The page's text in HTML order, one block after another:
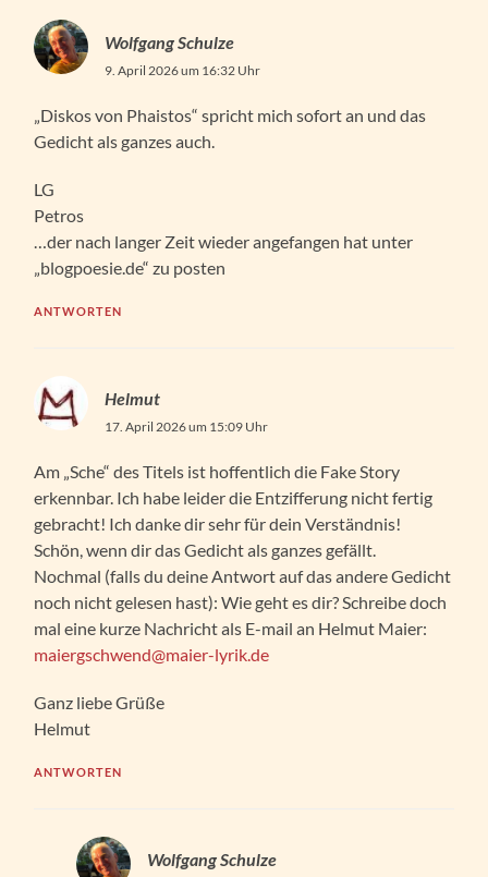
Wolfgang Schulze
9. April 2026 um 16:32 Uhr
„Diskos von Phaistos“ spricht mich sofort an und das
Gedicht als ganzes auch.
LG
Petros
…der nach langer Zeit wieder angefangen hat unter
„blogpoesie.de“ zu posten
ANTWORTEN
Helmut
17. April 2026 um 15:09 Uhr
Am „Sche“ des Titels ist hoffentlich die Fake Story
erkennbar. Ich habe leider die Entzifferung nicht fertig
gebracht! Ich danke dir sehr für dein Verständnis!
Schön, wenn dir das Gedicht als ganzes gefällt.
Nochmal (falls du deine Antwort auf das andere Gedicht
noch nicht gelesen hast): Wie geht es dir? Schreibe doch
mal eine kurze Nachricht als E-mail an Helmut Maier:
maiergschwend@maier-lyrik.de
Ganz liebe Grüße
Helmut
ANTWORTEN
Wolfgang Schulze